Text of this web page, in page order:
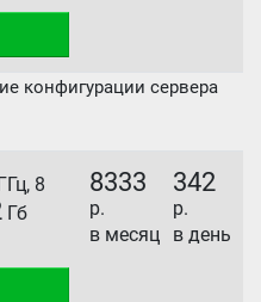
конфигурации сервера
8
Гб
8333
р.
в месяц
342
р.
в день